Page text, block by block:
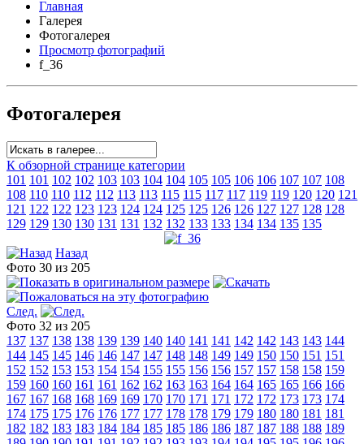
Главная
Галерея
Фотогалерея
Просмотр фотографий
f_36
Фотогалерея
К обзорной странице категории
101 101 102 102 103 103 104 104 105 105 106 106 107 107 108
108 110 110 112 112 113 113 115 115 117 117 119 119 120 120 121
121 122 122 123 123 124 124 125 125 126 126 127 127 128 128
129 129 130 130 131 131 132 132 133 133 134 134 135 135
Назад
Фото 30 из 205
След.
Фото 32 из 205
137 137 138 138 139 139 140 140 141 141 142 142 143 143 144
144 145 145 146 146 147 147 148 148 149 149 150 150 151 151
152 152 153 153 154 154 155 155 156 156 157 157 158 158 159
159 160 160 161 161 162 162 163 163 164 164 165 165 166 166
167 167 168 168 169 169 170 170 171 171 172 172 173 173 174
174 175 175 176 176 177 177 178 178 179 179 180 180 181 181
182 182 183 183 184 184 185 185 186 186 187 187 188 188 189